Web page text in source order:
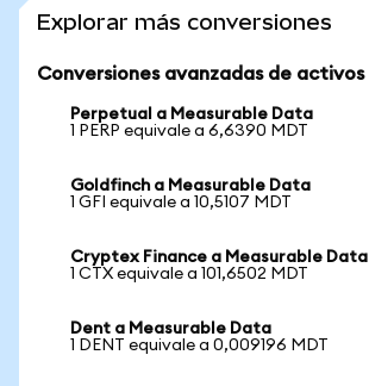
Explorar más conversiones
Conversiones avanzadas de activos
Perpetual a Measurable Data
1 PERP equivale a 6,6390 MDT
Goldfinch a Measurable Data
1 GFI equivale a 10,5107 MDT
Cryptex Finance a Measurable Data
1 CTX equivale a 101,6502 MDT
Dent a Measurable Data
1 DENT equivale a 0,009196 MDT